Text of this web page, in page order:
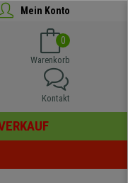
Mein Konto
0
Warenkorb
Kontakt